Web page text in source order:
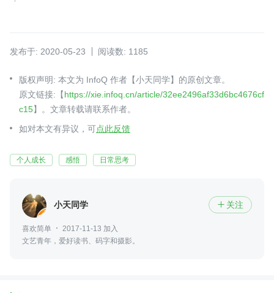
发布于: 2020-05-23 阅读数: 1185
版权声明: 本文为 InfoQ 作者【小天同学】的原创文章。
原文链接:【https://xie.infoq.cn/article/32ee2496af33d6bc4676cf
c15】。文章转载请联系作者。
如对本文有异议，可点此反馈
个人成长 感悟 日常思考
小天同学  关注
喜欢简单
2017-11-13 加入
文艺青年，爱好读书、码字和摄影。